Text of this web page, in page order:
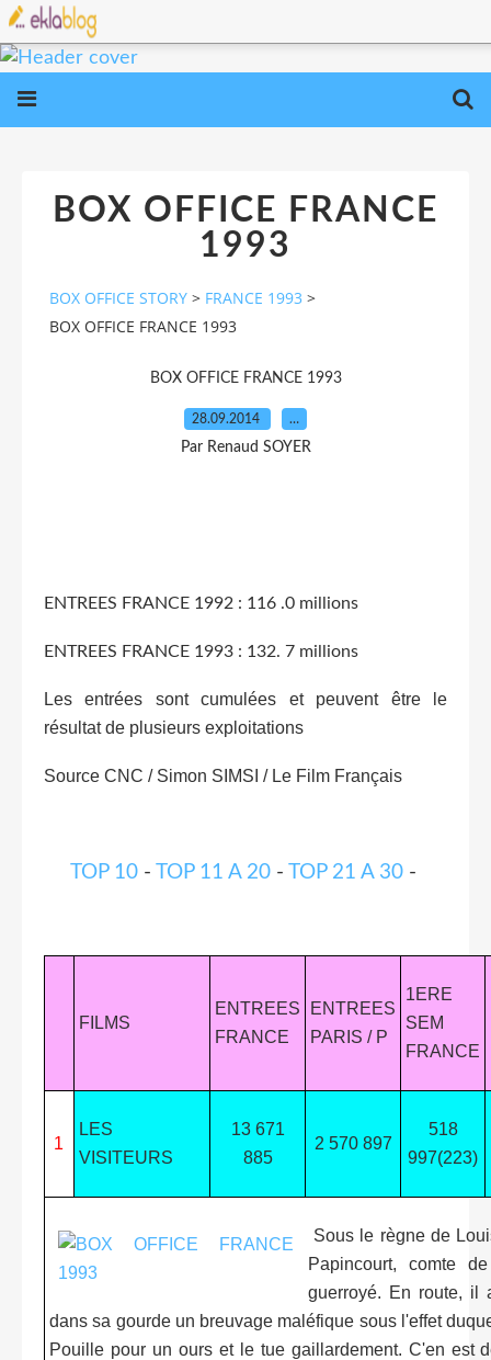
BOX OFFICE FRANCE
1993
BOX OFFICE STORY > FRANCE 1993 >
BOX OFFICE FRANCE 1993
BOX OFFICE FRANCE 1993
28.09.2014 …
Par Renaud SOYER
ENTREES FRANCE 1992 : 116 .0 millions
ENTREES FRANCE 1993 : 132. 7 millions
Les entrées sont cumulées et peuvent être le
résultat de plusieurs exploitations
Source CNC / Simon SIMSI / Le Film Français
TOP 10- TOP 11 A 20- TOP 21 A 30-
FILMS
ENTREES
FRANCE
ENTREES
PARIS / P
1ERE
SEM
FRANCE
1
LES
VISITEURS
13 671
885
2 570 897
518
997(223)
Sous le règne de
Papincourt, comte
guerroyé. En route, il
dans sa gourde un breuvage maléfique sous l'effet
Pouille pour un ours et le tue gaillardement. C'en est